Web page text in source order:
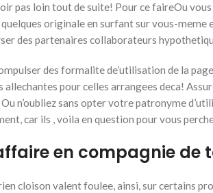
pas loin tout de suite! Pour ce faireOu
originale en surfant sur vous-meme
des partenaires collaborateurs
des formalite de’utilisation de la
pour celles arrangees deca!
n’oubliez sans opter votre patronyme
car ils , voila en question pour vous
en compagnie de
cloison valent foulee, ainsi, sur certains